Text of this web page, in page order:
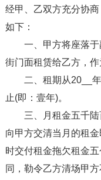
经甲、乙双方充分协
如下：
一、甲方将座落
街门面租赁给乙方，作
二、租期从20__
止(即：壹年)。
三、月租金五千
向甲方交清当月的租
时交付租金拖欠租金
同，勒令乙方清场甲